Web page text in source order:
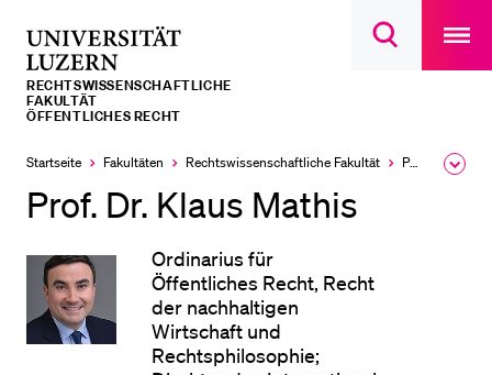
Suchdialog
main
RECHTS­­WISSENSCHAFTLICHE
FAKULTÄT
ÖFFENTLICHES RECHT
Startseite Fakultäten Rechtswissenschaftliche Fakultät Professuren
Prof. Dr. Klaus Mathis
Ordinarius für
Öffentliches Recht, Recht
der nachhaltigen
Wirtschaft und
Rechtsphilosophie;
LETZTE SUCHEN
Sie haben noch keine Suche getätigt.
Schulklassen und Lehrpersonen
Studierende
Forschende
Mitarbeitende